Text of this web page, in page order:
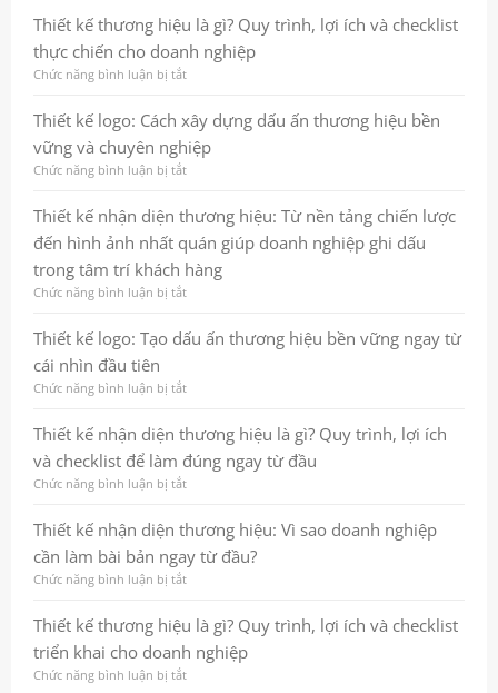
bền
vững
tạo
ấn
tượng
mạnh
hiệu
quả
marketing
kế
logo:
Cách
xây
dấu
ấn
thương
hiệu
nghiệp
và
bền
vững
Thiết kế thương hiệu là gì? Quy trình, lợi ích và checklist
thực chiến cho doanh nghiệp
Chức năng bình luận bị tắtở
kế
thương
hiệu
là
Quy
trình,
lợi
ích
checklist
chiến
nghiệp
Thiết kế logo: Cách xây dựng dấu ấn thương hiệu bền
vững và chuyên nghiệp
Chức năng bình luận bị tắtở
kế
logo:
Cách
xây
dựng
dấu
thương
vững
chuyên
nghiệp
Thiết kế nhận diện thương hiệu: Từ nền tảng chiến lược
đến hình ảnh nhất quán giúp doanh nghiệp ghi dấu
trong tâm trí khách hàng
Chức năng bình luận bị tắtở
kế
nhận
thương
Từ
nền
tảng
chiến
đến
hình
ảnh
nhất
doanh
nghiệp
ghi
Thiết kế logo: Tạo dấu ấn thương hiệu bền vững ngay từ
cái nhìn đầu tiên
Chức năng bình luận bị tắtở
kế
logo:
Tạo
dấu
thương
hiệu
bền
vững
từ
cái
nhìn
đầu
Thiết kế nhận diện thương hiệu là gì? Quy trình, lợi ích
và checklist để làm đúng ngay từ đầu
Chức năng bình luận bị tắtở
kế
nhận
diện
thương
gì?
Quy
trình,
Thiết kế nhận diện thương hiệu: Vì sao doanh nghiệp
cần làm bài bản ngay từ đầu?
Chức năng bình luận bị tắtở
kế
nhận
diện
thương
Thiết kế thương hiệu là gì? Quy trình, lợi ích và checklist
triển khai cho doanh nghiệp
Chức năng bình luận bị tắtở